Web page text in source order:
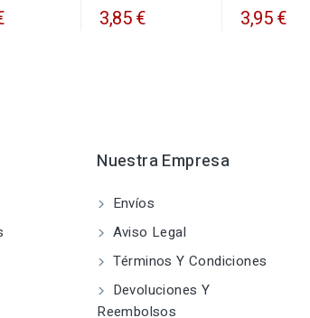
3,85 € 3,95 €
Nuestra Empresa
Envíos
Aviso Legal
Términos Y Condiciones
Devoluciones Y
Reembolsos